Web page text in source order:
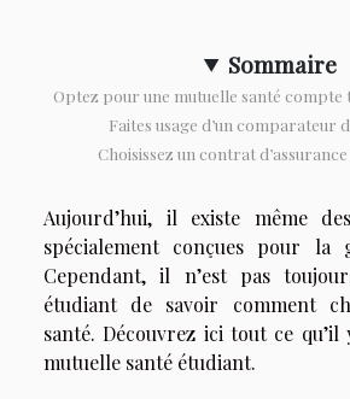
Sommaire
Optez pour une mutuelle santé compte
Faites usage d’un comparateur
Choisissez un contrat
Aujourd’hui, il existe même
spécialement conçues pour la
Cependant, il n’est pas
étudiant de savoir comment
santé. Découvrez ici tout ce
mutuelle santé étudiant.